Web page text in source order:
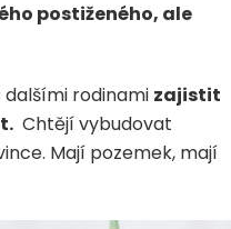
postiženého, ale
dalšími rodinami zajistit
Chtějí vybudovat
Mají pozemek, mají